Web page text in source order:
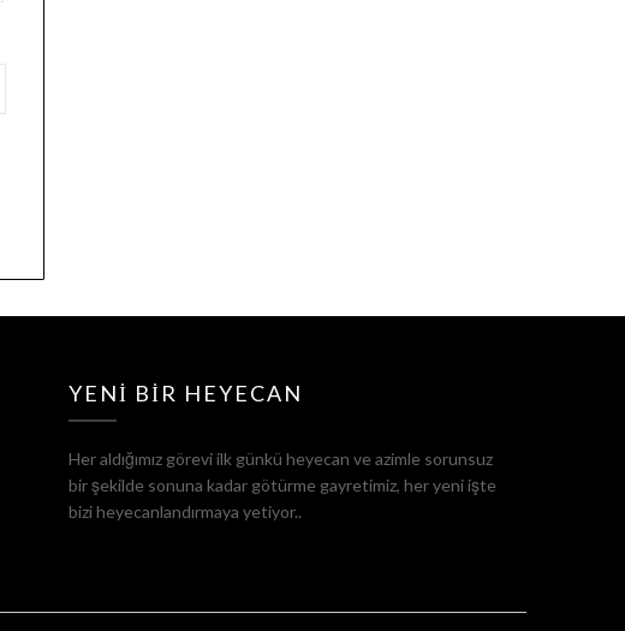
YENI BIR HEYECAN
Her aldığımız görevi ilk günkü heyecan ve azimle sorunsuz
bir şekilde sonuna kadar götürme gayretimiz, her yeni işte
bizi heyecanlandırmaya yetiyor..